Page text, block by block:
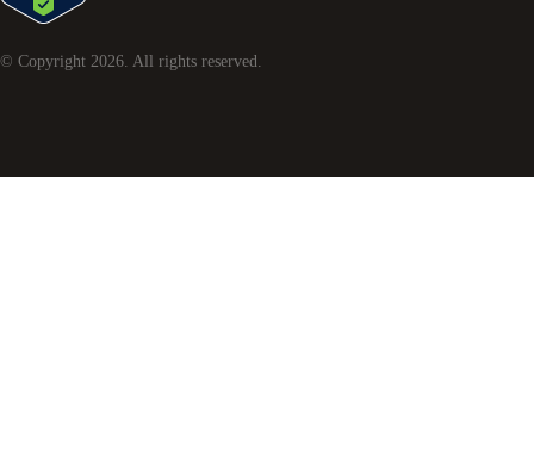
© Copyright 2026 . All rights reserved.